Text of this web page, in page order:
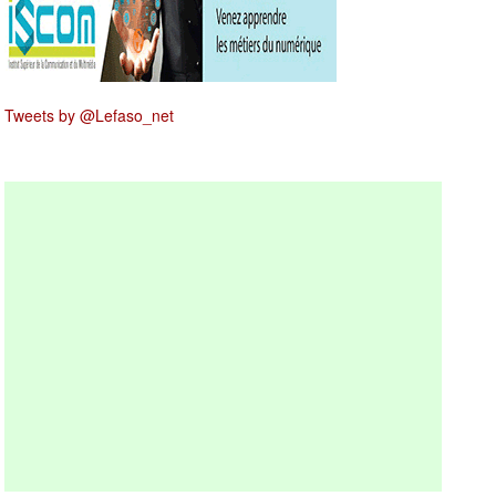
Tweets by @Lefaso_net